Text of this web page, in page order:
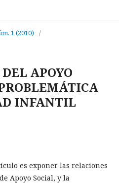
1 (2010)
/
APOYO
INFANTIL
es exponer las relaciones
Apoyo Social, y la